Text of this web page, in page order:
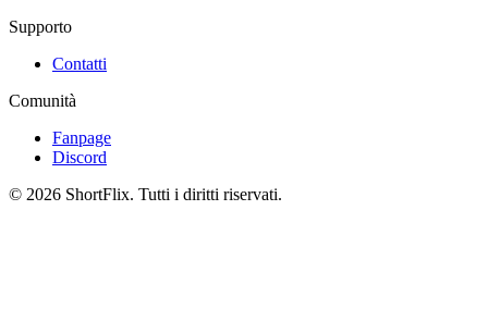
Supporto
Contatti
Comunità
Fanpage
Discord
© 2026 ShortFlix. Tutti i diritti riservati.